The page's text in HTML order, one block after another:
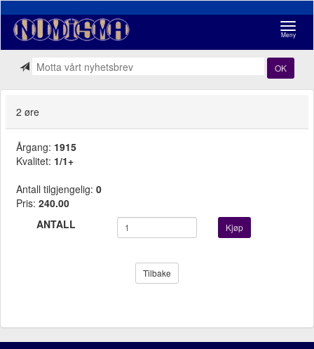
Meny
OK
2 øre
Årgang: 1915
Kvalitet: 1/1+
Antall tilgjengelig: 0
Pris: 240.00
ANTALL
Kjøp
Tilbake